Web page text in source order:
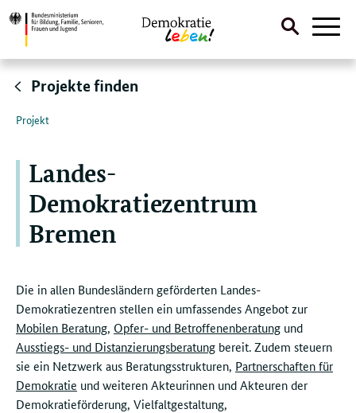
Direktlink:
Suche
Projekte finden
Projekt
Landes-
Demokratiezentrum
Bremen
Die in allen Bundesländern geförderten Landes-
Demokratiezentren stellen ein umfassendes Angebot zur
Mobilen Beratung, Opfer- und Betroffenenberatung und
Ausstiegs- und Distanzierungsberatung bereit. Zudem steuern
sie ein Netzwerk aus Beratungsstrukturen, Partnerschaften für
Demokratie und weiteren Akteurinnen und Akteuren der
Demokratieförderung, Vielfaltgestaltung,